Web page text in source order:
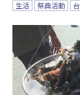
生活 祭典活動